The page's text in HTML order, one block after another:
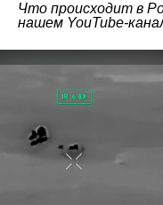
Что происходит в
нашем YouTube-